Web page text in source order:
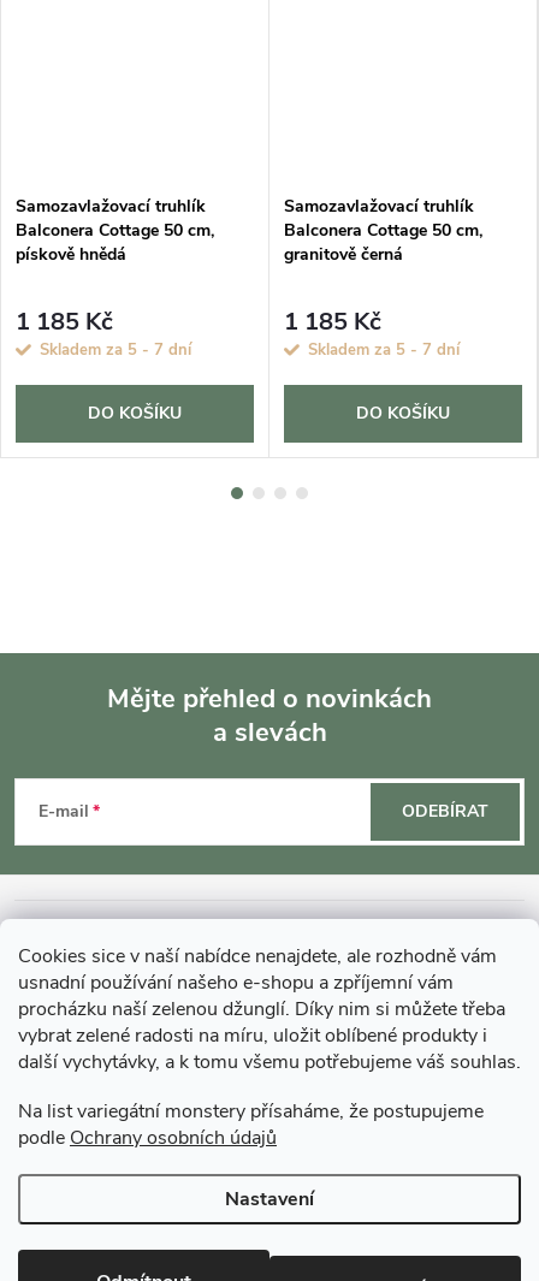
Cookies sice v naší nabídce nenajdete, ale rozhodně vám
usnadní používání našeho e-shopu a zpříjemní vám
procházku naší zelenou džunglí. Díky nim si můžete třeba
vybrat zelené radosti na míru, uložit oblíbené produkty i
další vychytávky, a k tomu všemu potřebujeme váš souhlas.
Na list variegátní monstery přísaháme, že postupujeme
podle Ochrany osobních údajů
Nastavení
Samozavlažovací truhlík
Balconera Cottage 50 cm,
pískově hnědá
1 185 Kč
Skladem za 5 - 7 dní
DO KOŠÍKU
Samozavlažovací truhlík
Balconera Cottage 50 cm,
granitově černá
1 185 Kč
Skladem za 5 - 7 dní
DO KOŠÍKU
p
a
Mějte přehled o novinkách
a slevách
E-mail ODEBÍRAT
MOHLO BY VÁS ZAJÍMAT
O GARDNERS
Gardners Design - Projekt, realizace a údržba zahrad a interiérů
Copyright 2026Gardners-eshop.cz. Všechna práva vyhrazena.Upravit
nastavení cookies